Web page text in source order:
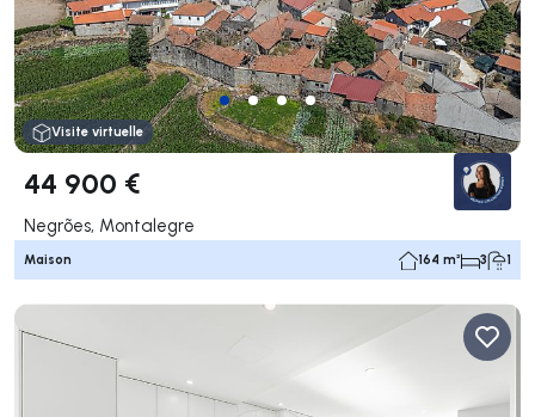
Visite virtuelle
44 900 €
Negrões, Montalegre
Maison 164 m² 3 1